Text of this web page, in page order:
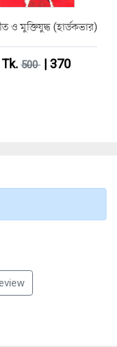
ও মুক্তিযুদ্ধ (হার্ডকভার)
Tk.500| 370